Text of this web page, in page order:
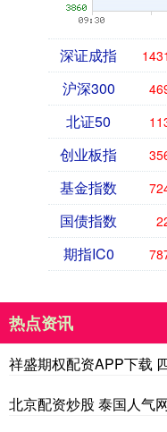
深证成指
沪深300
北证50
创业板指
基金指数
国债指数
期指IC0
热点资讯
祥盛期权配资APP下载
北京配资炒股 泰国人气